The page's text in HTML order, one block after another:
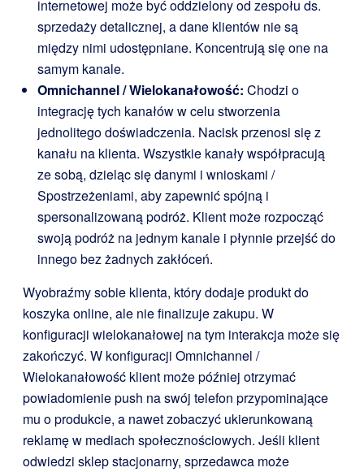
internetowej może być oddzielony od zespołu ds.
sprzedaży detalicznej, a dane klientów nie są
między nimi udostępniane. Koncentrują się one na
samym kanale.
Omnichannel / Wielokanałowość: Chodzi o
integrację tych kanałów w celu stworzenia
jednolitego doświadczenia. Nacisk przenosi się z
kanału na klienta. Wszystkie kanały współpracują
ze sobą, dzieląc się danymi i wnioskami /
Spostrzeżeniami, aby zapewnić spójną i
spersonalizowaną podróż. Klient może rozpocząć
swoją podróż na jednym kanale i płynnie przejść do
innego bez żadnych zakłóceń.
Wyobraźmy sobie klienta, który dodaje produkt do
koszyka online, ale nie finalizuje zakupu. W
konfiguracji wielokanałowej na tym interakcja może się
zakończyć. W konfiguracji Omnichannel /
Wielokanałowość klient może później otrzymać
powiadomienie push na swój telefon przypominające
mu o produkcie, a nawet zobaczyć ukierunkowaną
reklamę w mediach społecznościowych. Jeśli klient
odwiedzi sklep stacjonarny, sprzedawca może